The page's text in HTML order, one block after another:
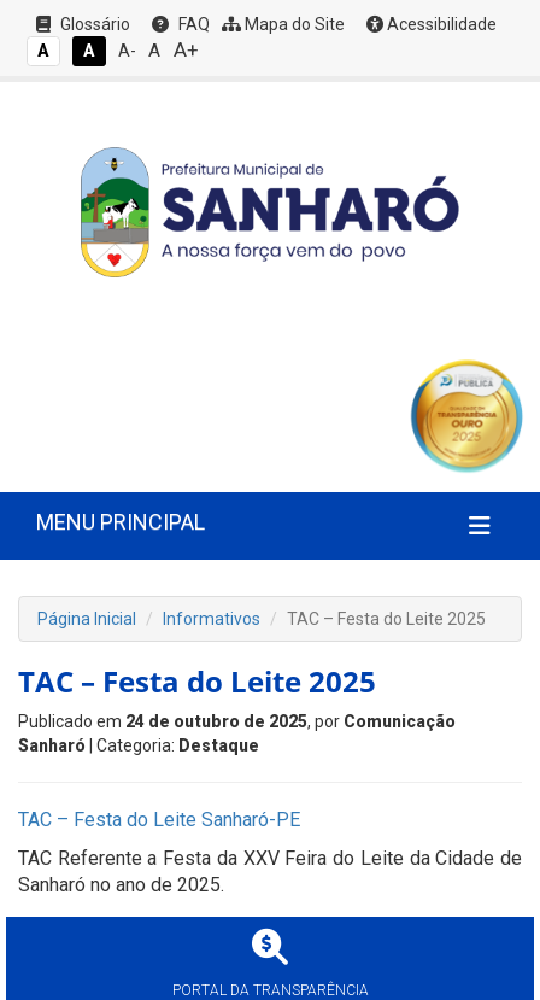
Glossário FAQ Mapa do Site
Acessibilidade
A
A A- A A+
MENU PRINCIPAL
Página Inicial Informativos TAC – Festa do Leite 2025
TAC – Festa do Leite 2025
Publicado em 24 de outubro de 2025, por Comunicação
Sanharó | Categoria: Destaque
TAC – Festa do Leite Sanharó-PE
TAC Referente a Festa da XXV Feira do Leite da Cidade de
Sanharó no ano de 2025.
PORTAL DA TRANSPARÊNCIA